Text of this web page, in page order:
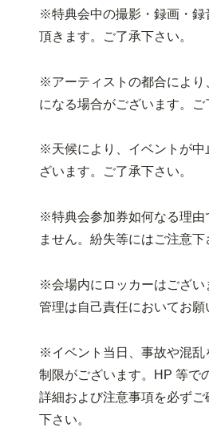
※特典会中の撮影・録画・録
頂きます。ご了承下さい。
※アーティストの都合により
になる場合がございます。ご
※天候により、イベントが中
ざいます。ご了承下さい。
※特典会参加券如何なる理由
ません。紛失等にはご注意下
※会場内にロッカーはござい
管理は自己責任においてお願
※イベント当日、事故や混乱
制限がございます。HP 等で
詳細および注意事項を必ず
下さい。